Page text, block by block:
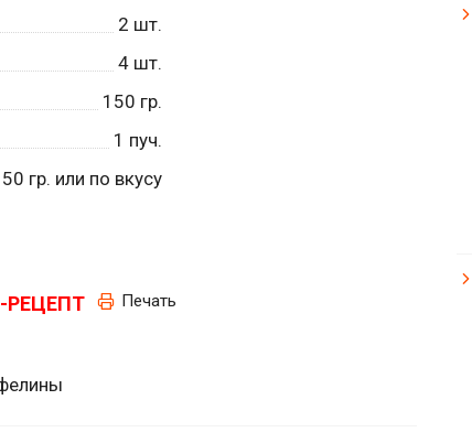
2 шт.
4шт.
150 гр.
1 пуч.
гр. или по вкусу
РЕЦЕПТ Печать